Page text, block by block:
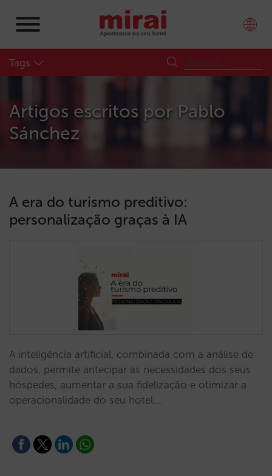
Tags
Artigos escritos por Pablo
Sánchez
A era do turismo preditivo:
personalização graças à IA
A inteligência artificial, combinada com a análise de
dados, permite antecipar as necessidades dos seus
hóspedes, aumentar a sua fidelização e otimizar a
operacionalidade do seu hotel.…